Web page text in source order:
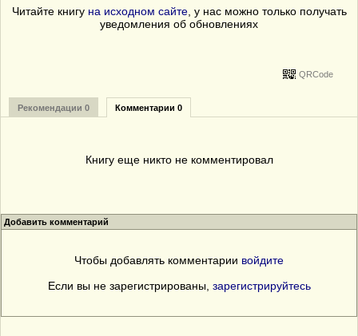
Читайте книгу на исходном сайте, у нас можно только получать
уведомления об обновлениях
QRCode
Рекомендации 0 Комментарии 0
Книгу еще никто не комментировал
Добавить комментарий
Чтобы добавлять комментарии войдите
Если вы не зарегистрированы, зарегистрируйтесь